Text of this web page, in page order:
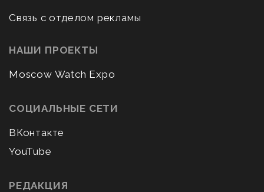
Связь с отделом рекламы
НАШИ ПРОЕКТЫ
Moscow Watch Expo
СОЦИАЛЬНЫЕ СЕТИ
ВКонтакте
YouTube
РЕДАКЦИЯ